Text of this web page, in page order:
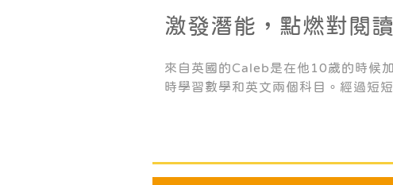
激發潛能，點燃對閱
熱情
來自英國的Caleb是在他10歲的時候
時學習數學和英文兩個科目。經過短
餘完成兩本小說，並希望未來有機會